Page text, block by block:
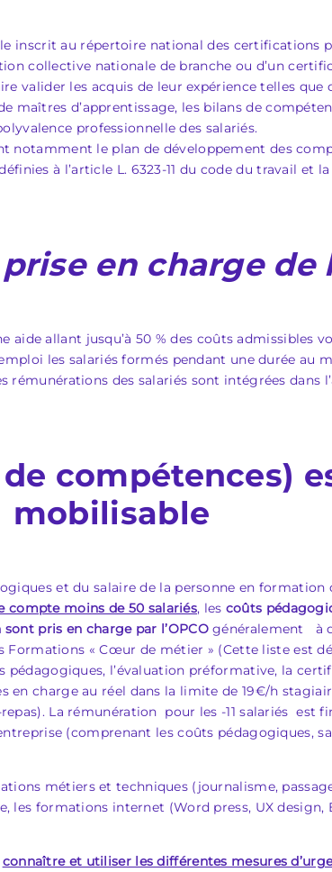
inscrit au répertoire national des certifications
collective nationale de branche ou d’un
valider les acquis de leur expérience telles que
d’apprentissage, les bilans de
professionnelle des salariés.
notamment le plan de développement des
à l’article L. 6323-11 du code du travail et
en charge de
aide allant jusqu’à 50 % des coûts admissibles
les salariés formés pendant une durée au
des salariés sont intégrées dans
compétences)
mobilisable
et du salaire de la personne en formation
compte moins de 50 salariés, les coûts
pris en charge par l’OPCOgénéralement à
Formations « Cœur de métier » (Cette liste est
l’évaluation préformative, la
charge au réel dans la limite de 19€/h
La rémunération pour les -11 salariés est
(comprenant les coûts pédagogiques,
métiers et techniques (journalisme,
les formations internet (Word press, UX design,
connaître et utiliser les différentes mesures